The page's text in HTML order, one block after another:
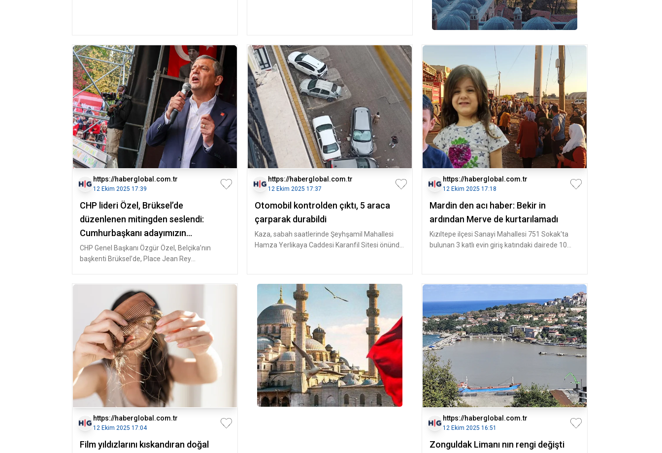
https://haberglobal.com.tr
12 Ekim 2025 17:39
CHP lideri Özel, Brüksel’de
düzenlenen mitingden seslendi:
Cumhurbaşkanı adayımızın
diplomasını 31 yıl sonra iptal etti
CHP Genel Başkanı Özgür Özel, Belçika’nın
başkenti Brüksel’de, Place Jean Rey
https://haberglobal.com.tr
12 Ekim 2025 17:37
Otomobil kontrolden çıktı, 5 araca
çarparak durabildi
Kaza, sabah saatlerinde Şeyhşamil Mahallesi
Hamza Yerlikaya Caddesi Karanfil Sitesi önünde
https://haberglobal.com.tr
12 Ekim 2025 17:18
Mardin den acı haber: Bekir in
ardından Merve de kurtarılamadı
Kızıltepe ilçesi Sanayi Mahallesi 751 Sokak'ta
bulunan 3 katlı evin giriş katındaki dairede 10
https://haberglobal.com.tr
12 Ekim 2025 17:04
Film yıldızlarını kıskandıran doğal
https://haberglobal.com.tr
12 Ekim 2025 16:51
Zonguldak Limanı nın rengi değişti